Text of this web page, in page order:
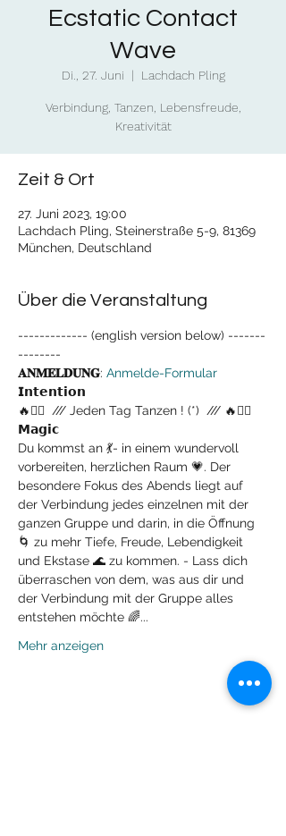
Ecstatic Contact
Wave
Di., 27. Juni
  |
Lachdach Pling
Verbindung, Tanzen, Lebensfreude,
Kreativität
Zeit & Ort
27. Juni 2023, 19:00
Lachdach Pling, Steinerstraße 5-9, 81369
München, Deutschland
Über die Veranstaltung
------------- (english version below) -------
--------
𝐀𝐍𝐌𝐄𝐋𝐃𝐔𝐍𝐆: Anmelde-Formular
𝗜𝗻𝘁𝗲𝗻𝘁𝗶𝗼𝗻
🔥❤‍💃  /// Jeden Tag Tanzen ! (*)  /// 🔥❤‍💃
𝗠𝗮𝗴𝗶𝗰
Du kommst an 💃- in einem wundervoll
vorbereiten, herzlichen Raum 💗. Der
besondere Fokus des Abends liegt auf
der Verbindung jedes einzelnen mit der
ganzen Gruppe und darin, in die Öffnung
🌀 zu mehr Tiefe, Freude, Lebendigkeit
und Ekstase 🌊 zu kommen. - Lass dich
überraschen von dem, was aus dir und
der Verbindung mit der Gruppe alles
entstehen möchte 🌈...
Mehr anzeigen